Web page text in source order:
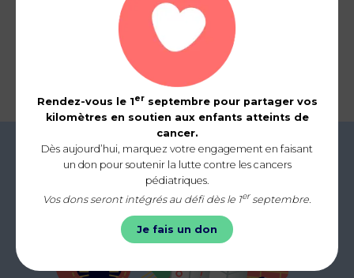
Team No_N@me
0 km
Rendez-vous le 1erseptembre pour partager vos
kilomètres en soutien aux enfants atteints de
cancer.
Dès aujourd’hui, marquez votre engagement en faisant
un don pour soutenir la lutte contre les cancers
pédiatriques.
Vos dons seront intégrés au défi dès le 1er septembre.
Je fais un don